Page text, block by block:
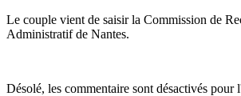
Le couple vient de saisir la Commission de
Administratif de Nantes.
Désolé, les commentaire sont désactivés pour